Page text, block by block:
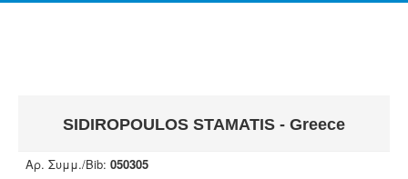
SIDIROPOULOS STAMATIS - Greece
Αρ. Συμμ./Bib: 050305